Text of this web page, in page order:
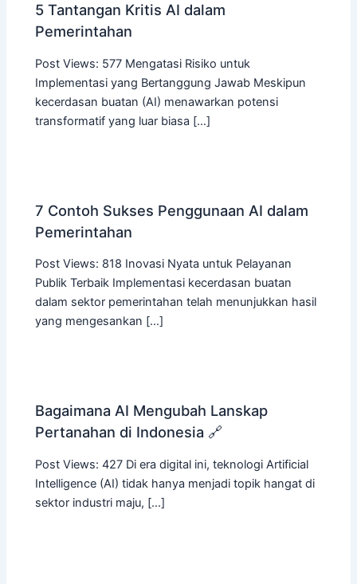
5 Tantangan Kritis AI dalam
Pemerintahan
Post Views: 577 Mengatasi Risiko untuk
Implementasi yang Bertanggung Jawab Meskipun
kecerdasan buatan (AI) menawarkan potensi
transformatif yang luar biasa […]
7 Contoh Sukses Penggunaan AI dalam
Pemerintahan
Post Views: 818 Inovasi Nyata untuk Pelayanan
Publik Terbaik Implementasi kecerdasan buatan
dalam sektor pemerintahan telah menunjukkan hasil
yang mengesankan […]
Bagaimana AI Mengubah Lanskap
Pertanahan di Indonesia 🔗
Post Views: 427 Di era digital ini, teknologi Artificial
Intelligence (AI) tidak hanya menjadi topik hangat di
sektor industri maju, […]